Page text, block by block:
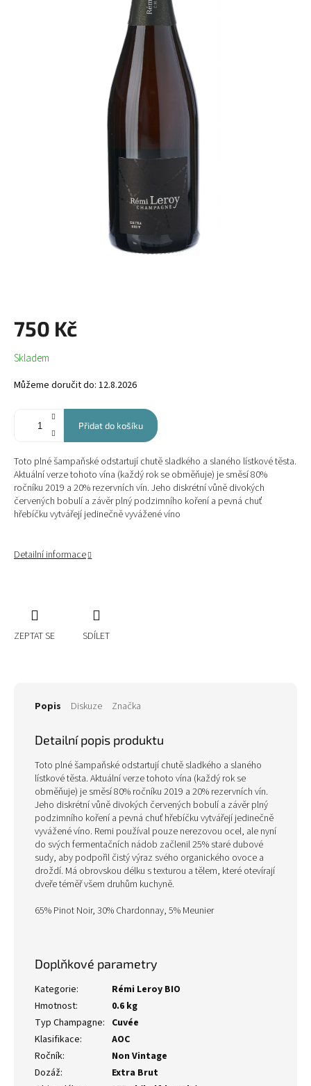
750 Kč
Měrná
cena:
Skladem
Můžeme doručit do: 12.8.2026
Přidat do košíku
Toto plné šampaňské odstartují chutě sladkého a slaného lístkové těsta.
Aktuální verze tohoto vína (každý rok se obměňuje) je směsí 80%
ročníku 2019 a 20% rezervních vín. Jeho diskrétní vůně divokých
červených bobulí a závěr plný podzimního koření a pevná chuť
hřebíčku vytvářejí jedinečně vyvážené víno
Detailní informace
ZEPTAT SE SDÍLET
Popis Diskuze Značka
Detailní popis produktu
Toto plné šampaňské odstartují chutě sladkého a slaného
lístkové těsta. Aktuální verze tohoto vína (každý rok se
obměňuje) je směsí 80% ročníku 2019 a 20% rezervních vín.
Jeho diskrétní vůně divokých červených bobulí a závěr plný
podzimního koření a pevná chuť hřebíčku vytvářejí jedinečně
vyvážené víno. Remi používal pouze nerezovou ocel, ale nyní
do svých fermentačních nádob začlenil 25% staré dubové
sudy, aby podpořil čistý výraz svého organického ovoce a
droždí. Má obrovskou délku s texturou a tělem, které otevírají
dveře téměř všem druhům kuchyně.
65% Pinot Noir, 30% Chardonnay, 5% Meunier
Doplňkové parametry
Kategorie:
Rémi Leroy BIO
Hmotnost:
0.6 kg
Typ Champagne: Cuvée
Klasifikace:
AOC
Ročník:
Non Vintage
Dozáž:
Extra Brut